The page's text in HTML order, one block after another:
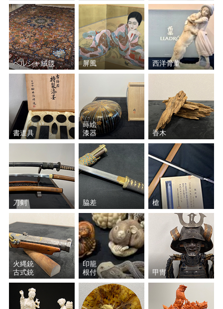
ペルシャ絨毯 屏風 西洋骨董
書道具
蒔絵
漆器
香木
刀剣 脇差 槍
火縄銃
古式銃
印籠
根付
甲冑